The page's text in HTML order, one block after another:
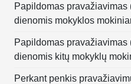
Papildomas pravažiavimas
dienomis mokyklos
Papildomas pravažiavimas
dienomis kitų mokyklų
Perkant penkis